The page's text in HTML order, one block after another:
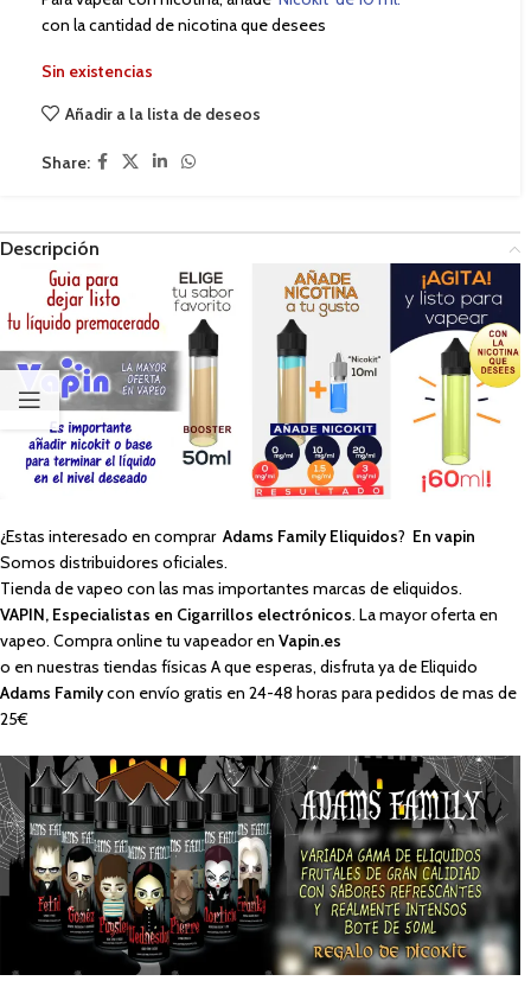
con la cantidad de nicotina que desees
Sin existencias
Añadir a la lista de deseos
Share:
Descripción
¿Estas interesado en comprar Adams Family Eliquidos? En vapin
Somos distribuidores oficiales.
Tienda de vapeo con las mas importantes marcas de eliquidos.
VAPIN, Especialistas en Cigarrillos electrónicos. La mayor oferta en
vapeo. Compra online tu vapeador en Vapin.es
o en nuestras tiendas físicas A que esperas, disfruta ya de Eliquido
Adams Familycon envío gratis en 24-48 horas para pedidos de mas de
25€